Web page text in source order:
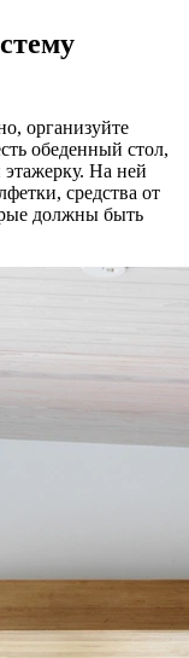
организуйте
обеденный стол,
На ней
средства от
должны быть